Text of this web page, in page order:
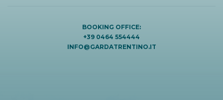
BOOKING OFFICE:
+39 0464 554444
INFO@GARDATRENTINO.IT